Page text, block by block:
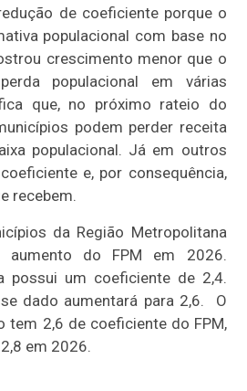
de coeficiente porque o
populacional com base no
crescimento menor que o
populacional em várias
que, no próximo rateio do
podem perder receita
populacional. Já em outros
e, por consequência,
recebem.
da Região Metropolitana
aumento do FPM em 2026.
possui um coeficiente de 2,4.
dado aumentará para 2,6. O
tem 2,6 de coeficiente do FPM,
em 2026.